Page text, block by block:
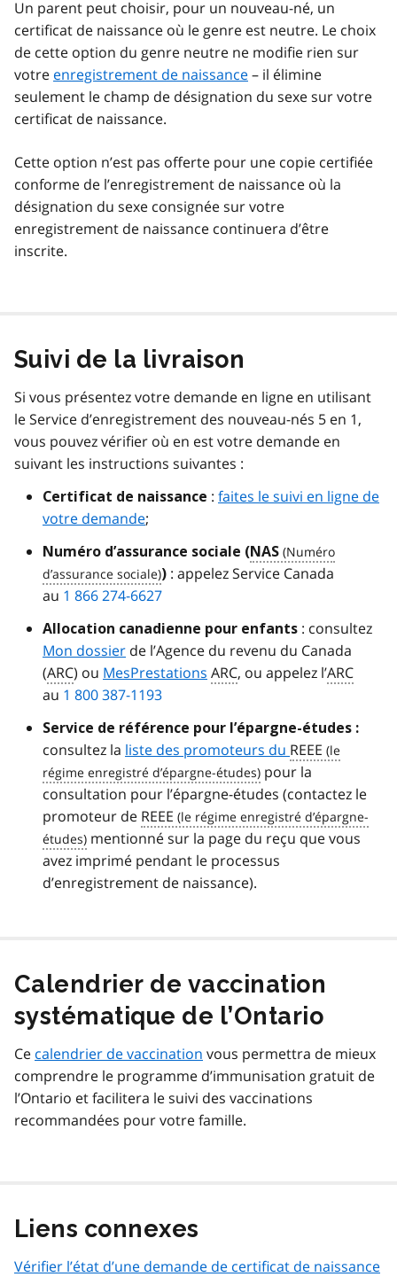
Un parent peut choisir, pour un nouveau-né, un
certificat de naissance où le genre est neutre. Le choix
de cette option du genre neutre ne modifie rien sur
votre enregistrement de naissance– il élimine
seulement le champ de désignation du sexe sur votre
certificat de naissance.
Cette option n’est pas offerte pour une copie certifiée
conforme de l’enregistrement de naissance où la
désignation du sexe consignée sur votre
enregistrement de naissance continuera d’être
inscrite.
Suivi de la livraison
Si vous présentez votre demande en ligne en utilisant
le Service d’enregistrement des nouveau-nés 5 en 1,
vous pouvez vérifier où en est votre demande en
suivant les instructions suivantes :
Certificat de naissance : faites le suivi en ligne de
votre demande;
Numéro d’assurance sociale (NAS
) : appelez Service Canada
au 1 866 274-6627
Allocation canadienne pour enfants : consultez
Mon dossier de l’Agence du revenu du Canada
(ARC) ou MesPrestations ARC, ou appelez l’ARC
au 1 800 387-1193
Service de référence pour l’épargne-études :
consultez la liste des promoteurs du REEE
pour la
consultation pour l’épargne-études (contactez le
promoteur de REEE
mentionné sur la page du reçu que vous
avez imprimé pendant le processus
d’enregistrement de naissance).
Calendrier de vaccination
systématique de l’Ontario
Ce calendrier de vaccination vous permettra de mieux
comprendre le programme d’immunisation gratuit de
l’Ontario et facilitera le suivi des vaccinations
recommandées pour votre famille.
Liens connexes
Vérifier l’état d’une demande de certificat de naissance